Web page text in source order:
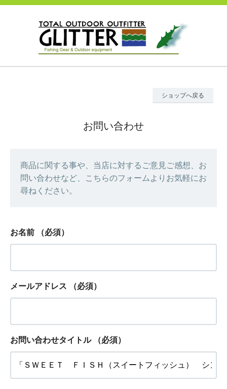
ショップへ戻る
お問い合わせ
商品に関する事や、当店に対するご意見ご感想、お
問い合わせなど、こちらのフォームよりお気軽にお
尋ねください。
お名前 （必須）
メールアドレス （必須）
お問い合わせタイトル （必須）